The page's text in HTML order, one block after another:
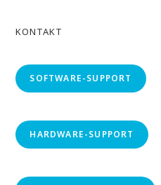
KONTAKT
SOFTWARE-SUPPORT
HARDWARE-SUPPORT